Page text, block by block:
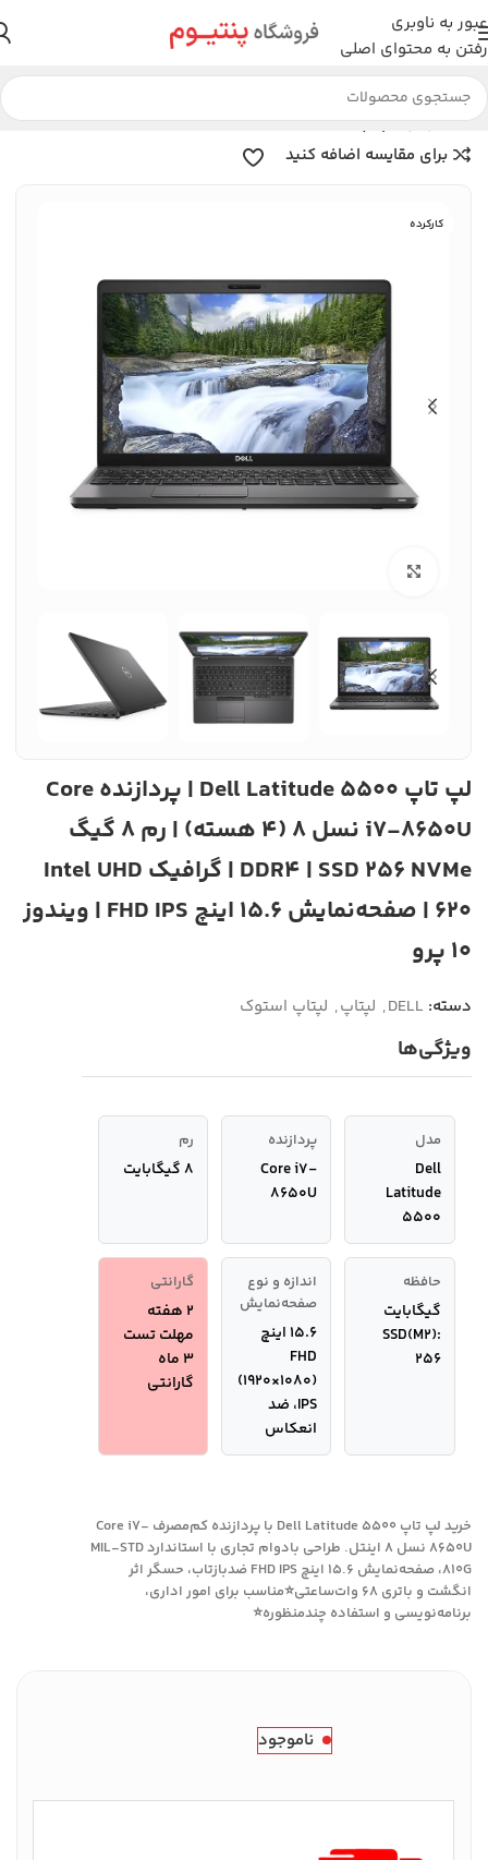
عبور به ناوبری
رفتن به محتوای اصلی
خانه لپتاپ لپتاپ استوک
برای مقایسه اضافه کنید
کارکرده
لپ تاپ Dell Latitude 5500 | پردازنده Core
i7-8650U نسل 8 (4 هسته) | رم 8 گیگ
DDR4 | SSD 256 NVMe | گرافیک Intel UHD
620 | صفحه‌نمایش 15.6 اینچ FHD IPS | ویندوز
10 پرو
دسته: DELL
, لپتاپ, لپتاپ استوک
ویژگی‌ها
مدل
Dell
Latitude
5500
پردازنده
Core i7-
8650U
رم
8 گیگابایت
حافظه
گیگابایت
SSD(M2):
256
اندازه و نوع
صفحه‌نمایش
15.6 اینچ
FHD
(1920×1080)
IPS، ضد
انعکاس
گارانتی
2 هفته
مهلت تست
3 ماه
گارانتی
خرید لپ تاپ Dell Latitude 5500 با پردازنده کم‌مصرف Core i7-
8650U نسل 8 اینتل. طراحی بادوام تجاری با استاندارد MIL-STD
810G، صفحه‌نمایش ۱۵.۶ اینچ FHD IPS ضدبازتاب، حسگر اثر
انگشت و باتری ۶۸ وات‌ساعتی⭐مناسب برای امور اداری،
برنامه‌نویسی و استفاده چندمنظوره⭐
ناموجود